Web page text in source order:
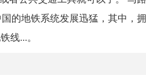
的地铁系统发展迅猛，其中，
线...。